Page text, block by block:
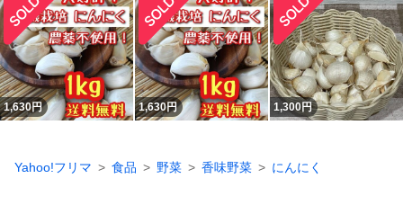
1,630円 1,630円 1,300円
Yahoo!フリマ 食品 野菜 香味野菜 にんにく